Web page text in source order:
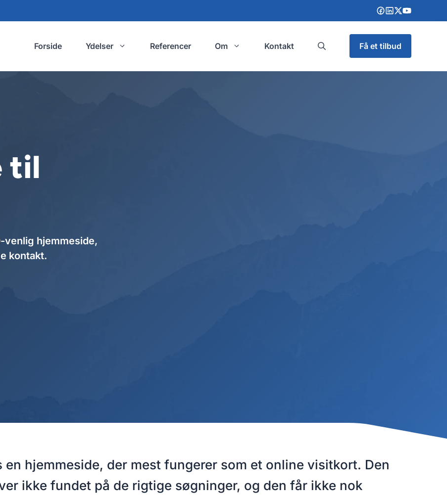
Forside Ydelser Referencer Om Kontakt Få et tilbud
til
hjemmeside,
kontakt.
hjemmeside, der mest fungerer som et online visitkort. Den
ikke fundet på de rigtige søgninger, og den får ikke nok